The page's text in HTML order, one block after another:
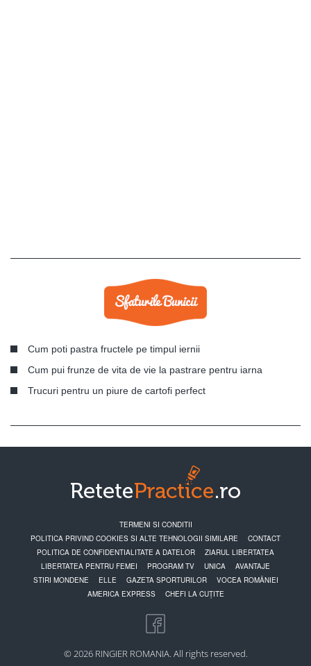
Cum poti pastra fructele pe timpul iernii
Cum pui frunze de vita de vie la pastrare pentru iarna
Trucuri pentru un piure de cartofi perfect
TERMENI SI CONDITII
POLITICA PRIVIND COOKIES SI ALTE TEHNOLOGII SIMILARE
CONTACT
POLITICA DE CONFIDENTIALITATE A DATELOR
ZIARUL LIBERTATEA
LIBERTATEA PENTRU FEMEI
PROGRAM TV UNICA
AVANTAJE
STIRI MONDENE
ELLE GAZETA SPORTURILOR
VOCEA ROMÂNIEI
AMERICA EXPRESS
CHEFI LA CUȚITE
© 2026 RINGIER ROMANIA. All rights reserved.